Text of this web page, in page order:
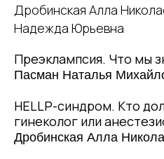
Дробинская Алла
Надежда Юрьевна
Преэклампсия. Что мы
Пасман Наталья
HELLP-синдром. Кто
гинеколог или
Дробинская Алла